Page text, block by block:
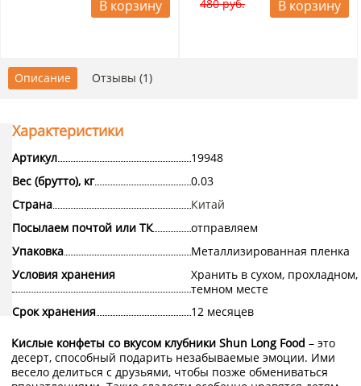
В корзину 480 руб. В корзину
Описание Отзывы (1)
Характеристики
Артикул
19948
Вес (брутто), кг
0.03
Страна
Китай
Посылаем почтой или ТК
отправляем
Упаковка
Металлизированная пленка
Условия хранения
Хранить в сухом, прохладном,
темном месте
Срок хранения
12 месяцев
Кислые конфеты со вкусом клубники Shun Long Food – это
десерт, способный подарить незабываемые эмоции. Ими
весело делиться с друзьями, чтобы позже обмениваться